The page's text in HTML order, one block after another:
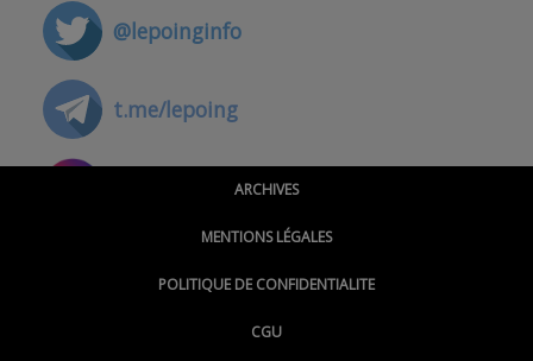
@lepoinginfo
t.me/lepoing
@montpellierpoinginfo
@LePoingMontpellier
ARCHIVES
MENTIONS LÉGALES
POLITIQUE DE CONFIDENTIALITE
CGU